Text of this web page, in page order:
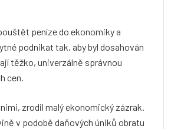
peníze do ekonomiky a
podnikat tak, aby byl dosahován
těžko, univerzálně správnou
cen.
zrodil malý ekonomický zázrak.
v podobě daňových úniků obratu